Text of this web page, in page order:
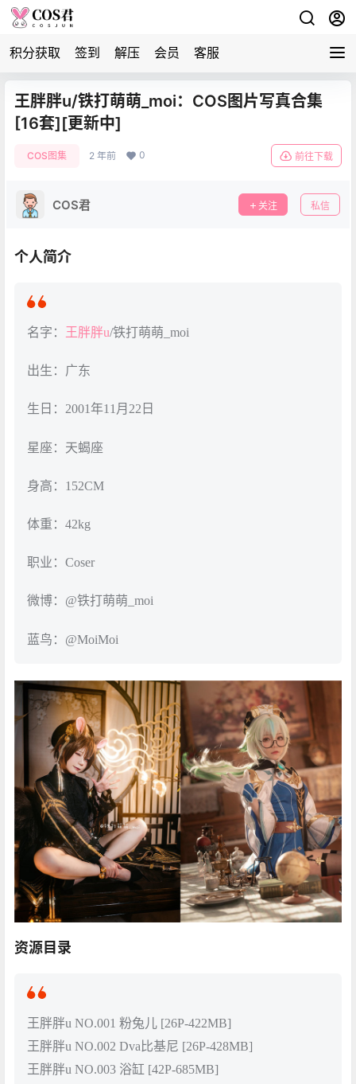
积分获取 签到 解压 会员 客服
王胖胖u/铁打萌萌_moi：COS图片写真合集
[16套][更新中]
COS图集 2 年前 0 前往下载
COS君 关注 私信
个人简介
名字： 王胖胖u/铁打萌萌_moi
出生：广东
生日：2001年11月22日
星座：天蝎座
身高：152CM
体重：42kg
职业：Coser
微博：@铁打萌萌_moi
蓝鸟：@MoiMoi
资源目录
王胖胖u NO.001 粉兔儿 [26P-422MB]
王胖胖u NO.002 Dva比基尼 [26P-428MB]
王胖胖u NO.003 浴缸 [42P-685MB]